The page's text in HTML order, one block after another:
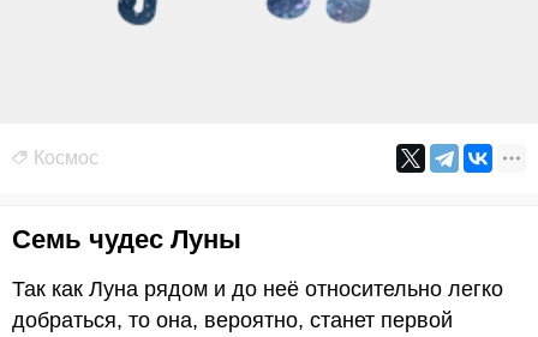
Космос
Семь чудес Луны
Так как Луна рядом и до неё относительно легко
добраться, то она, вероятно, станет первой